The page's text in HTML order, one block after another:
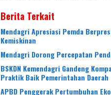
Berita Terkait
Mendagri Apresiasi Pemda
Kemiskinan
Mendagri Dorong Percepatan
BSKDN Kemendagri Gandeng
Praktik Baik Pemerintahan Daerah
APBD Penggerak Pertumbuhan